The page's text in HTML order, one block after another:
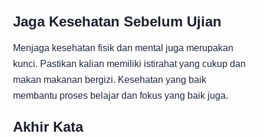
Jaga Kesehatan Sebelum Ujian
Menjaga kesehatan fisik dan mental juga merupakan
kunci. Pastikan kalian memiliki istirahat yang cukup dan
makan makanan bergizi. Kesehatan yang baik
membantu proses belajar dan fokus yang baik juga.
Akhir Kata